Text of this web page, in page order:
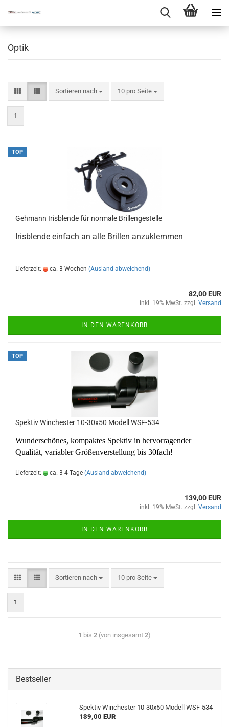
Optik
Sortieren nach 10 pro Seite
1
TOP
Gehmann Irisblende für normale Brillengestelle
Irisblende einfach an alle Brillen anzuklemmen
Lieferzeit: ca. 3 Wochen (Ausland abweichend)
82,00 EUR
inkl. 19% MwSt. zzgl. Versand
IN DEN WARENKORB
TOP
Spektiv Winchester 10-30x50 Modell WSF-534
Wunderschönes, kompaktes Spektiv in hervorragender
Qualität, variabler Größenverstellung bis 30fach!
Lieferzeit: ca. 3-4 Tage (Ausland abweichend)
139,00 EUR
inkl. 19% MwSt. zzgl. Versand
IN DEN WARENKORB
Sortieren nach 10 pro Seite
1
1 bis 2 (von insgesamt 2)
Bestseller
Spektiv Winchester 10-30x50 Modell WSF-534
139,00 EUR